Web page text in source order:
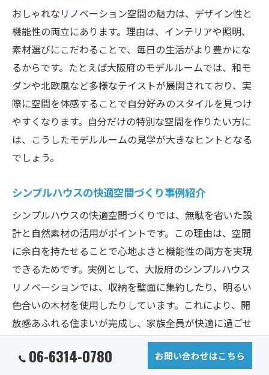
おしゃれなリノベーション空間の魅力は、デザイン性と
機能性の両立にあります。理由は、インテリアや照明、
素材選びにこだわることで、毎日の生活がより豊かにな
るからです。たとえば大阪府のモデルルームでは、和モ
ダンや北欧風など多様なテイストが展開されており、実
際に空間を体感することで自分好みのスタイルを見つけ
やすくなります。自分だけの特別な空間を作りたい方に
は、こうしたモデルルームの見学が大きなヒントとなる
でしょう。
シンプルハウスの快適空間づくり事例紹介
シンプルハウスの快適空間づくりでは、無駄を省いた設
計と自然素材の活用がポイントです。この理由は、空間
に余白を持たせることで心地よさと機能性の両方を実現
できるためです。実例として、大阪府のシンプルハウス
リノベーションでは、収納を壁面に集約したり、明るい
色合いの木材を使用したりしています。これにより、開
放感あふれる住まいが完成し、家族全員が快適に過ごせ
る空間づくりが可能になります。
06-6314-0780 お問い合わせはこちら